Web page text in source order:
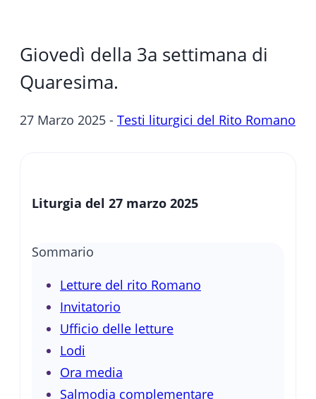
Giovedì della 3a settimana di
Quaresima.
27 Marzo 2025 - Testi liturgici del Rito Romano
Liturgia del 27 marzo 2025
Sommario
Letture del rito Romano
Invitatorio
Ufficio delle letture
Lodi
Ora media
Salmodia complementare